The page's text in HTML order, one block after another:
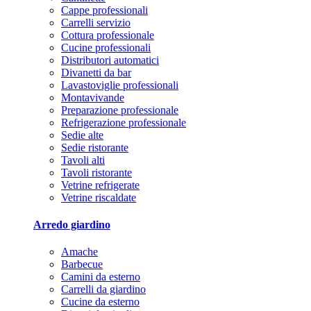
Cappe professionali
Carrelli servizio
Cottura professionale
Cucine professionali
Distributori automatici
Divanetti da bar
Lavastoviglie professionali
Montavivande
Preparazione professionale
Refrigerazione professionale
Sedie alte
Sedie ristorante
Tavoli alti
Tavoli ristorante
Vetrine refrigerate
Vetrine riscaldate
Arredo giardino
Amache
Barbecue
Camini da esterno
Carrelli da giardino
Cucine da esterno